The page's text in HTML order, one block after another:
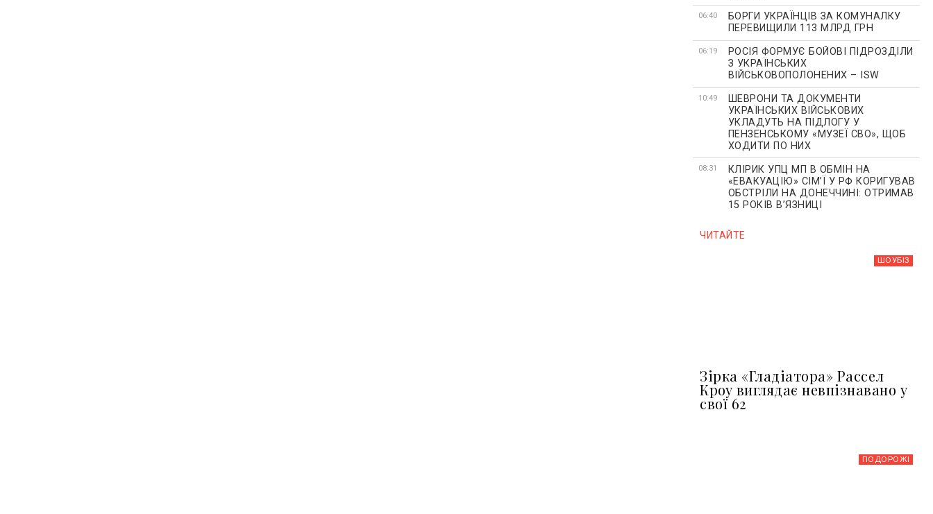
06:40
БОРГИ УКРАЇНЦІВ ЗА КОМУНАЛКУ
ПЕРЕВИЩИЛИ 113 МЛРД ГРН
06:19
РОСІЯ ФОРМУЄ БОЙОВІ ПІДРОЗДІЛИ
З УКРАЇНСЬКИХ
ВІЙСЬКОВОПОЛОНЕНИХ – ISW
10:49
ШЕВРОНИ ТА ДОКУМЕНТИ
УКРАЇНСЬКИХ ВІЙСЬКОВИХ
УКЛАДУТЬ НА ПІДЛОГУ У
ПЕНЗЕНСЬКОМУ «МУЗЕЇ СВО», ЩОБ
ХОДИТИ ПО НИХ
08:31
КЛІРИК УПЦ МП В ОБМІН НА
«ЕВАКУАЦІЮ» СІМʼЇ У РФ КОРИГУВАВ
ОБСТРІЛИ НА ДОНЕЧЧИНІ: ОТРИМАВ
15 РОКІВ ВʼЯЗНИЦІ
ЧИТАЙТЕ
ШОУБIЗ
Зірка «Гладіатора» Рассел
Кроу виглядає невпізнавано у
свої 62
ПОДОРОЖІ